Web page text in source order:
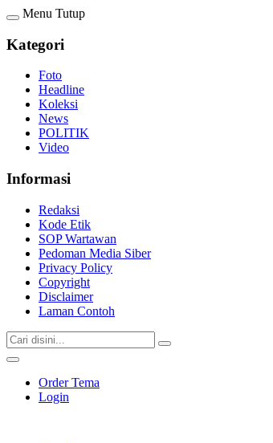
Menu Tutup
Kategori
Foto
Headline
Koleksi
News
POLITIK
Video
Informasi
Redaksi
Kode Etik
SOP Wartawan
Pedoman Media Siber
Privacy Policy
Copyright
Disclaimer
Laman Contoh
Order Tema
Login